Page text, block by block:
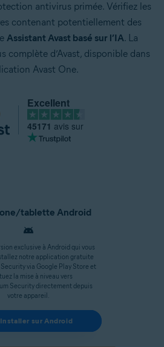
antivirus primée. Vérifiez les
contenant potentiellement des
Assistant Avast basé sur l’IA. La
complète d’Avast, disponible dans
Avast One.
Excellent
45171 avis sur
tablette Android
exclusive à Android qui vous
notre application gratuite
via Google Play Store et
la mise à niveau vers
Security directement depuis
votre appareil.
Installer sur Android